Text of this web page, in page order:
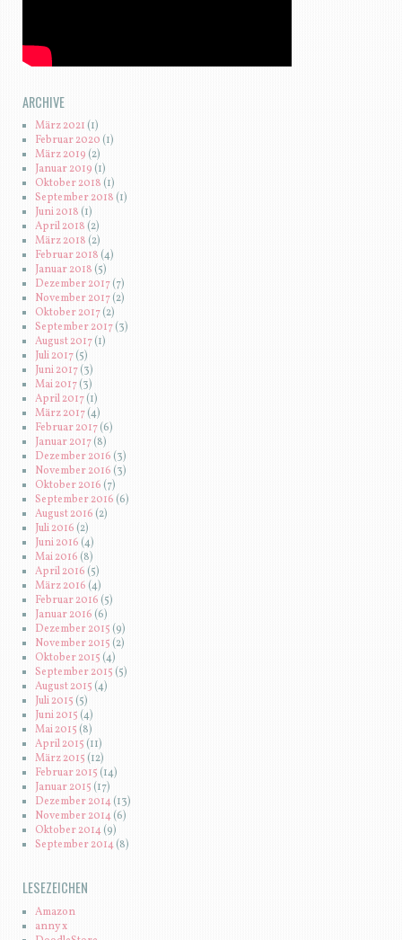
ARCHIVE
März 2021(1)
Februar 2020 (1)
März 2019 (2)
Januar 2019 (1)
Oktober 2018(1)
September 2018 (1)
Juni 2018 (1)
April 2018(2)
März 2018 (2)
Februar 2018(4)
Januar 2018 (5)
Dezember 2017(7)
November 2017(2)
Oktober 2017(2)
September 2017(3)
August 2017(1)
Juli 2017(5)
Juni 2017(3)
Mai 2017(3)
April 2017(1)
März 2017(4)
Februar 2017(6)
Januar 2017(8)
Dezember 2016 (3)
November 2016 (3)
Oktober 2016(7)
September 2016 (6)
August 2016(2)
Juli 2016(2)
Juni 2016 (4)
Mai 2016 (8)
April 2016(5)
März 2016 (4)
Februar 2016(5)
Januar 2016 (6)
Dezember 2015 (9)
November 2015 (2)
Oktober 2015 (4)
September 2015 (5)
August 2015 (4)
Juli 2015 (5)
Juni 2015 (4)
Mai 2015(8)
April 2015 (11)
März 2015 (12)
Februar 2015 (14)
Januar 2015 (17)
Dezember 2014(13)
November 2014(6)
Oktober 2014(9)
September 2014(8)
LESEZEICHEN
Amazon
anny x